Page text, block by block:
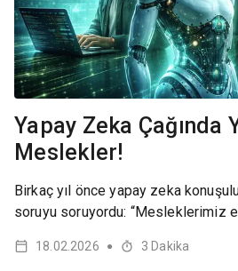
Yapay Zeka Çağında
Meslekler!
Birkaç yıl önce yapay zeka
soruyu soruyordu: “Mesleklerimiz
18.02.2026 ● 3 Dakika